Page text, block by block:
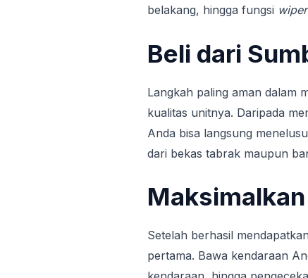
belakang, hingga fungsi wiper
Beli dari
Langkah paling aman dalam
kualitas unitnya. Daripada
Anda bisa langsung
dari bekas tabrak maupun
Setelah berhasil
pertama. Bawa kendaraan